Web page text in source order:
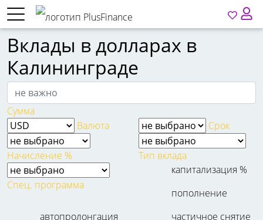
Вклады в долларах в
Калининграде
Сумма
Валюта
Срок
Начисление % Тип вклада
Спец. программа
капитализация %
пополнение
автопролонгация
частичное снятие